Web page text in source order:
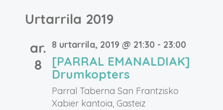
Urtarrila 2019
ar.
8
8 urtarrila, 2019 @ 21:30 - 23:00
[PARRAL EMANALDIAK]
Drumkopters
Parral Taberna San Frantzisko
Xabier kantoia, Gasteiz